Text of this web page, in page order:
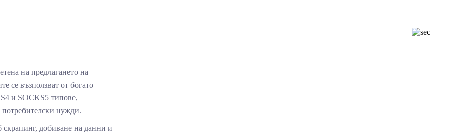
на предлагането на
се възползват от богато
и SOCKS5 типове,
потребителски нужди.
добиване на данни и